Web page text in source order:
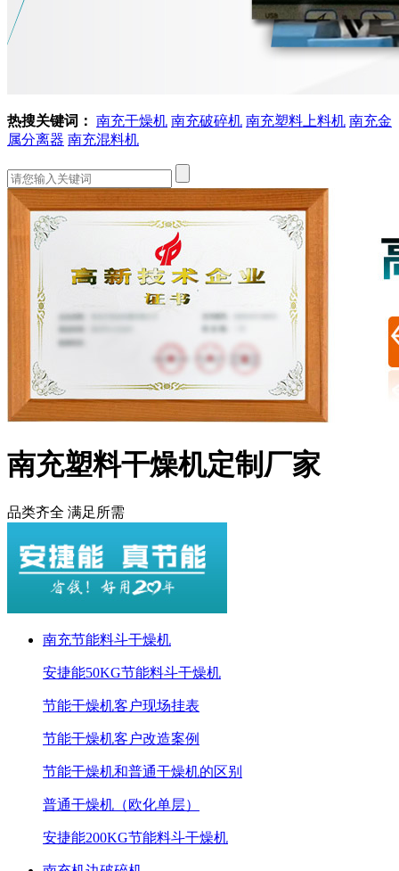
热搜关键词： 南充干燥机 南充破碎机 南充塑料上料机 南充金
属分离器 南充混料机
南充塑料干燥机定制厂家
品类齐全 满足所需
南充节能料斗干燥机
安捷能50KG节能料斗干燥机
节能干燥机客户现场挂表
节能干燥机客户改造案例
节能干燥机和普通干燥机的区别
普通干燥机（欧化单层）
安捷能200KG节能料斗干燥机